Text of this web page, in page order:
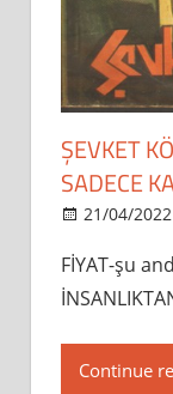
ŞEVKET
SADECE
21/04/2022
FİYAT-şu
Continue